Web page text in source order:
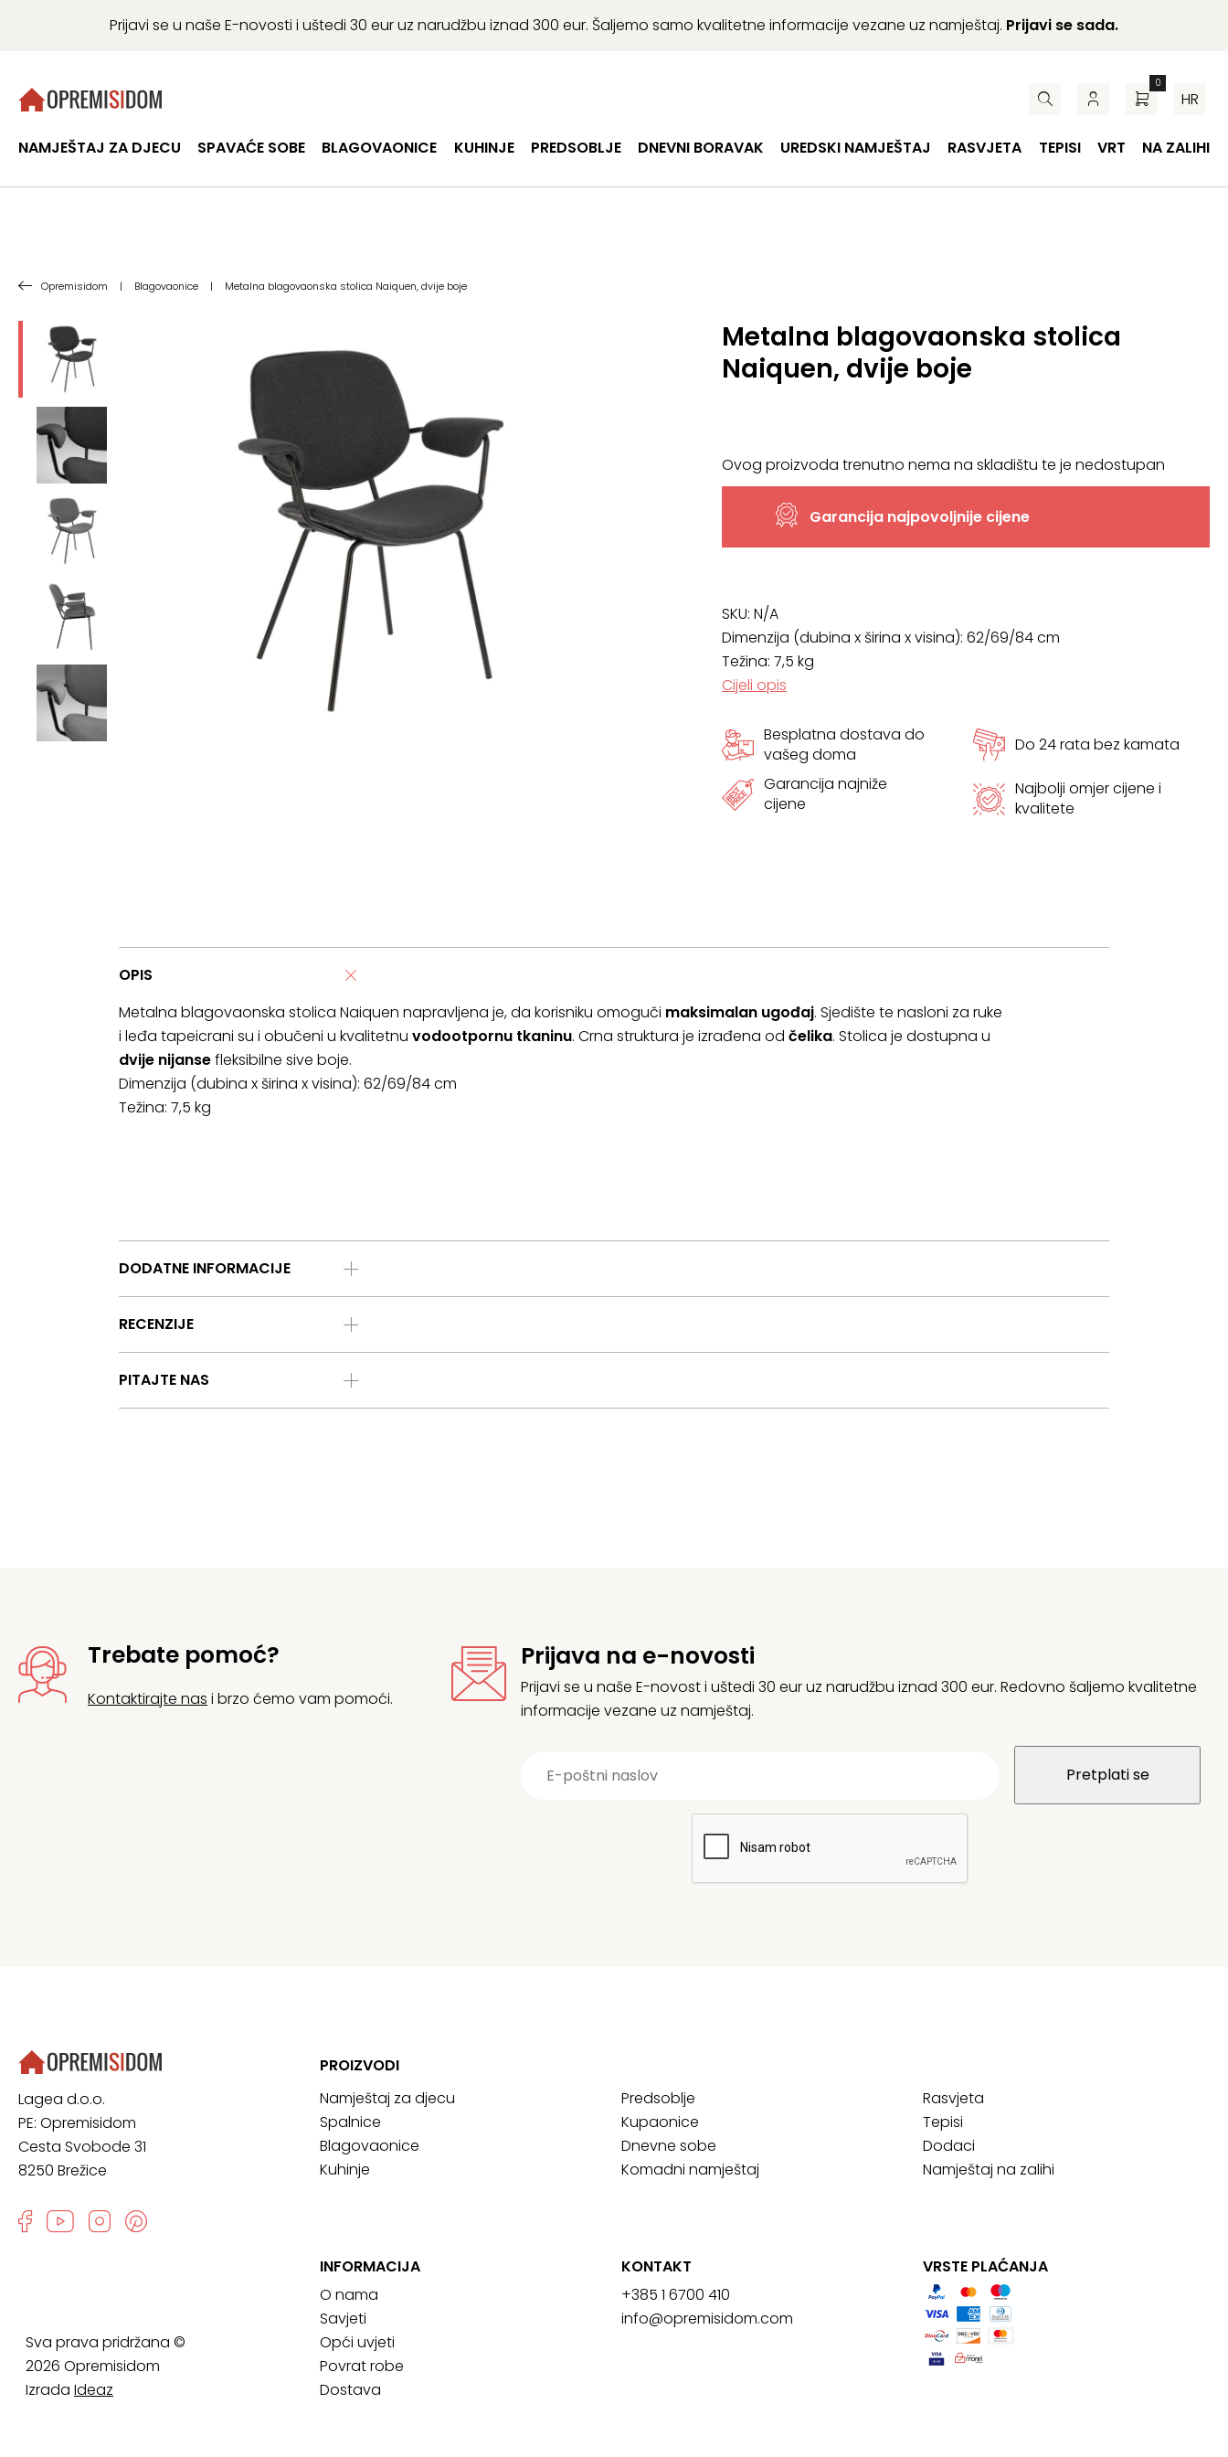
Prijavi se u naše E-novosti i uštedi 30 eur uz narudžbu iznad 300 eur. Šaljemo samo kvalitetne informacije vezane uz namještaj. Prijavi se sada.
0
HR
NAMJEŠTAJ ZA DJECU SPAVAĆE SOBE BLAGOVAONICE KUHINJE PREDSOBLJE DNEVNI BORAVAK UREDSKI NAMJEŠTAJ RASVJETA TEPISI VRT NA ZALIHI
Opremisidom | Blagovaonice | Metalna blagovaonska stolica Naiquen, dvije boje
Metalna blagovaonska stolica
Naiquen, dvije boje
Ovog proizvoda trenutno nema na skladištu te je nedostupan
Garancija najpovoljnije cijene
SKU: N/A
Dimenzija (dubina x širina x visina): 62/69/84 cm
Težina: 7,5 kg
Cijeli opis
Besplatna dostava do
vašeg doma
Do 24 rata bez kamata
Garancija najniže
cijene
Najbolji omjer cijene i
kvalitete
OPIS
Metalna blagovaonska stolica Naiquen napravljena je, da korisniku omoguči maksimalan ugođaj. Sjedište te nasloni za ruke
i leđa tapeicrani su i obučeni u kvalitetnu vodootpornu tkaninu. Crna struktura je izrađena od čelika. Stolica je dostupna u
dvije nijansefleksibilne sive boje.
Dimenzija (dubina x širina x visina): 62/69/84 cm
Težina: 7,5 kg
DODATNE INFORMACIJE
RECENZIJE
PITAJTE NAS
Trebate pomoć?
Kontaktirajte nas i brzo ćemo vam pomoći.
Prijava na e-novosti
Prijavi se u naše E-novost i uštedi 30 eur uz narudžbu iznad 300 eur. Redovno šaljemo kvalitetne
informacije vezane uz namještaj.
Lagea d.o.o.
PE: Opremisidom
Cesta Svobode 31
8250 Brežice
Sva prava pridržana ©
2026 Opremisidom
Izrada Ideaz
PROIZVODI
Namještaj za djecu
Spalnice
Blagovaonice
Kuhinje
Predsoblje
Kupaonice
Dnevne sobe
Komadni namještaj
Rasvjeta
Tepisi
Dodaci
Namještaj na zalihi
INFORMACIJA
O nama
Savjeti
Opći uvjeti
Povrat robe
Dostava
KONTAKT
+385 1 6700 410
info@opremisidom.com
VRSTE PLAĆANJA